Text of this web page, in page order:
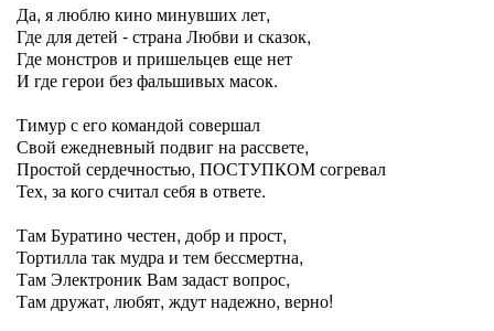
Да, я люблю кино минувших лет,
Где для детей - страна Любви и сказок,
Где монстров и пришельцев еще нет
И где герои без фальшивых масок.
Тимур с его командой совершал
Свой ежедневный подвиг на рассвете,
Простой сердечностью, ПОСТУПКОМ согревал
Тех, за кого считал себя в ответе.
Там Буратино честен, добр и прост,
Тортилла так мудра и тем бессмертна,
Там Электроник Вам задаст вопрос,
Там дружат, любят, ждут надежно, верно!